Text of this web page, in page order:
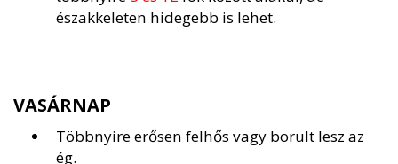
északkeleten hidegebb is lehet.
VASÁRNAP
Többnyire erősen felhős vagy borult lesz az
ég.